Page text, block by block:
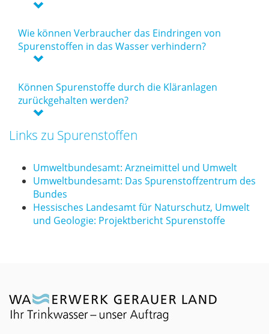
Wie kön­nen Ver­brau­cher das Ein­drin­gen von
Spu­ren­stof­fen in das Was­ser ver­hin­dern?
Kön­nen Spu­ren­stof­fe durch die Klär­an­la­gen
zu­rück­ge­hal­ten wer­den?
Links zu Spurenstoffen
Umweltbundesamt: Arzneimittel und Umwelt
Umweltbundesamt: Das Spurenstoffzentrum des
Bundes
Hessisches Landesamt für Naturschutz, Umwelt
und Geologie: Projektbericht Spurenstoffe